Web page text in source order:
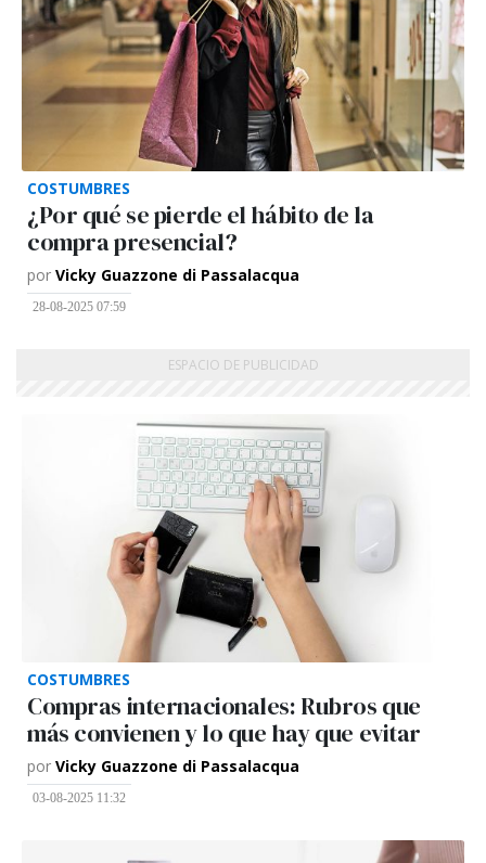
COSTUMBRES
¿Por qué se pierde el hábito de la
compra presencial?
por Vicky Guazzone di Passalacqua
28-08-2025 07:59
COSTUMBRES
Compras internacionales: Rubros que
más convienen y lo que hay que evitar
por Vicky Guazzone di Passalacqua
03-08-2025 11:32